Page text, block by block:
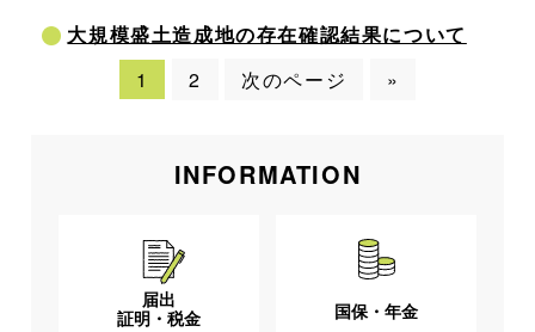
大規模盛土造成地の存在確認結果について
1
2 次のページ »
INFORMATION
届出
証明・税金
国保・年金